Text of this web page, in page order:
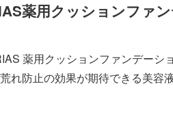
薬用クッションファ
薬用クッションファンデー
れ防止の効果が期待できる美容